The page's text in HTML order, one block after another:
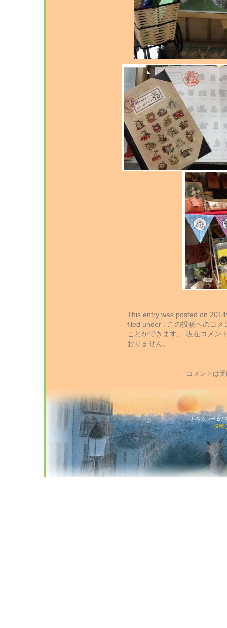
This entry was posted on
filed under . この投稿へのコ
ことができます。 現在コメン
おりません。
コメントは
わちふぃーる
投稿